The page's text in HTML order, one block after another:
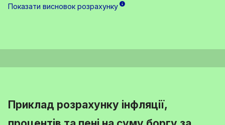
Показати висновок розрахунку
Приклад розрахунку інфляції,